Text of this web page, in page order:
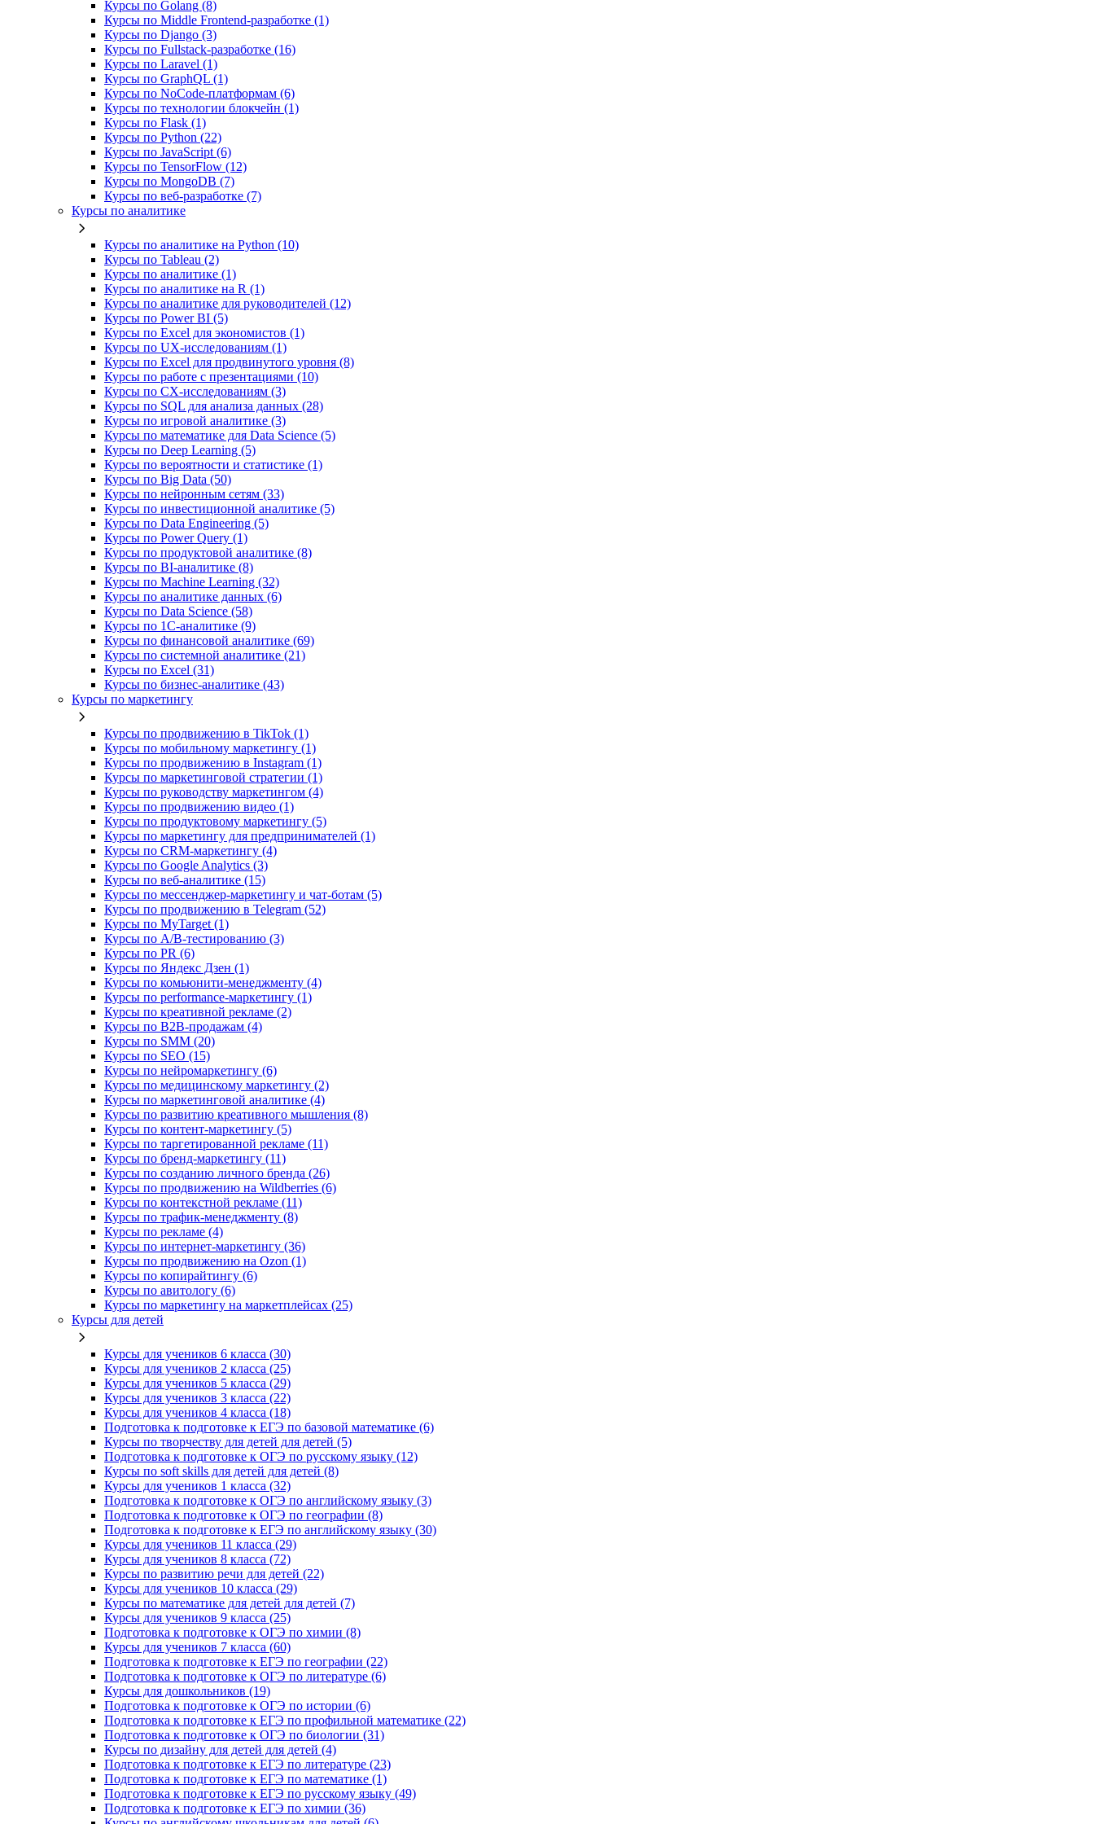
Курсы по Golang (8)
Курсы по Middle Frontend-разработке (1)
Курсы по Django (3)
Курсы по Fullstack‑разработке (16)
Курсы по Laravel (1)
Курсы по GraphQL (1)
Курсы по NoCode‑платформам (6)
Курсы по технологии блокчейн (1)
Курсы по Flask (1)
Курсы по Python (22)
Курсы по JavaScript (6)
Курсы по TensorFlow (12)
Курсы по MongoDB (7)
Курсы по веб‑разработке (7)
Курсы по аналитике
Курсы по аналитике на Python (10)
Курсы по Tableau (2)
Курсы по аналитике (1)
Курсы по аналитике на R (1)
Курсы по аналитике для руководителей (12)
Курсы по Power BI (5)
Курсы по Excel для экономистов (1)
Курсы по UX‑исследованиям (1)
Курсы по Excel для продвинутого уровня (8)
Курсы по работе с презентациями (10)
Курсы по CX-исследованиям (3)
Курсы по SQL для анализа данных (28)
Курсы по игровой аналитике (3)
Курсы по математике для Data Science (5)
Курсы по Deep Learning (5)
Курсы по вероятности и статистике (1)
Курсы по Big Data (50)
Курсы по нейронным сетям (33)
Курсы по инвестиционной аналитике (5)
Курсы по Data Engineering (5)
Курсы по Power Query (1)
Курсы по продуктовой аналитике (8)
Курсы по BI‑аналитике (8)
Курсы по Machine Learning (32)
Курсы по аналитике данных (6)
Курсы по Data Science (58)
Курсы по 1С‑аналитике (9)
Курсы по финансовой аналитике (69)
Курсы по системной аналитике (21)
Курсы по Excel (31)
Курсы по бизнес‑аналитике (43)
Курсы по маркетингу
Курсы по продвижению в TikTok (1)
Курсы по мобильному маркетингу (1)
Курсы по продвижению в Instagram (1)
Курсы по маркетинговой стратегии (1)
Курсы по руководству маркетингом (4)
Курсы по продвижению видео (1)
Курсы по продуктовому маркетингу (5)
Курсы по маркетингу для предпринимателей (1)
Курсы по CRM-маркетингу (4)
Курсы по Google Analytics (3)
Курсы по веб-аналитике (15)
Курсы по мессенджер-маркетингу и чат-ботам (5)
Курсы по продвижению в Telegram (52)
Курсы по MyTarget (1)
Курсы по A/B-тестированию (3)
Курсы по PR (6)
Курсы по Яндекс Дзен (1)
Курсы по комьюнити-менеджменту (4)
Курсы по performance-маркетингу (1)
Курсы по креативной рекламе (2)
Курсы по B2B-продажам (4)
Курсы по SMM (20)
Курсы по SEO (15)
Курсы по нейромаркетингу (6)
Курсы по медицинскому маркетингу (2)
Курсы по маркетинговой аналитике (4)
Курсы по развитию креативного мышления (8)
Курсы по контент-маркетингу (5)
Курсы по таргетированной рекламе (11)
Курсы по бренд-маркетингу (11)
Курсы по созданию личного бренда (26)
Курсы по продвижению на Wildberries (6)
Курсы по контекстной рекламе (11)
Курсы по трафик-менеджменту (8)
Курсы по рекламе (4)
Курсы по интернет-маркетингу (36)
Курсы по продвижению на Ozon (1)
Курсы по копирайтингу (6)
Курсы по авитологу (6)
Курсы по маркетингу на маркетплейсах (25)
Курсы для детей
Курсы для учеников 6 класса (30)
Курсы для учеников 2 класса (25)
Курсы для учеников 5 класса (29)
Курсы для учеников 3 класса (22)
Курсы для учеников 4 класса (18)
Подготовка к подготовке к ЕГЭ по базовой математике (6)
Курсы по творчеству для детей для детей (5)
Подготовка к подготовке к ОГЭ по русскому языку (12)
Курсы по soft skills для детей для детей (8)
Курсы для учеников 1 класса (32)
Подготовка к подготовке к ОГЭ по английскому языку (3)
Подготовка к подготовке к ОГЭ по географии (8)
Подготовка к подготовке к ЕГЭ по английскому языку (30)
Курсы для учеников 11 класса (29)
Курсы для учеников 8 класса (72)
Курсы по развитию речи для детей (22)
Курсы для учеников 10 класса (29)
Курсы по математике для детей для детей (7)
Курсы для учеников 9 класса (25)
Подготовка к подготовке к ОГЭ по химии (8)
Курсы для учеников 7 класса (60)
Подготовка к подготовке к ЕГЭ по географии (22)
Подготовка к подготовке к ОГЭ по литературе (6)
Курсы для дошкольников (19)
Подготовка к подготовке к ОГЭ по истории (6)
Подготовка к подготовке к ЕГЭ по профильной математике (22)
Подготовка к подготовке к ОГЭ по биологии (31)
Курсы по дизайну для детей для детей (4)
Подготовка к подготовке к ЕГЭ по литературе (23)
Подготовка к подготовке к ЕГЭ по математике (1)
Подготовка к подготовке к ЕГЭ по русскому языку (49)
Подготовка к подготовке к ЕГЭ по химии (36)